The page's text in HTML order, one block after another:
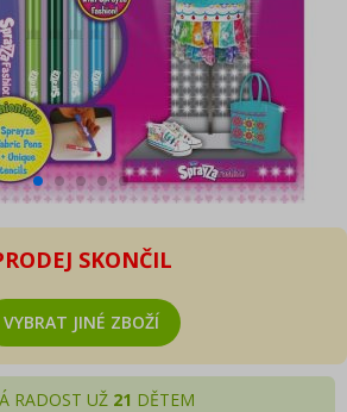
SKONČIL
VYBRAT JINÉ ZBOŽÍ
RADOST UŽ 21 DĚTEM